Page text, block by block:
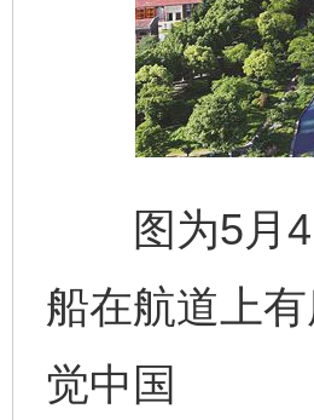
图为5月4
船在航道上
觉中国